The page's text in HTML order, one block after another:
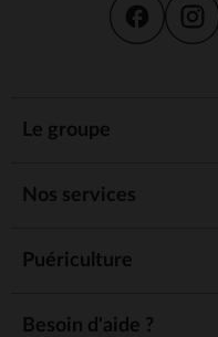
Le groupe
Nos services
Puériculture
Besoin d'aide ?